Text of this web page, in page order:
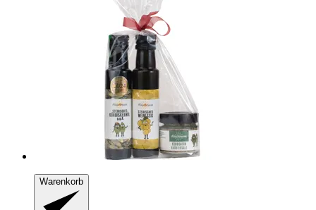
Warenkorb